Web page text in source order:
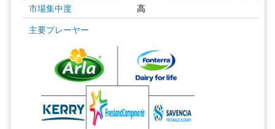
市場集中度 高
主要プレーヤー